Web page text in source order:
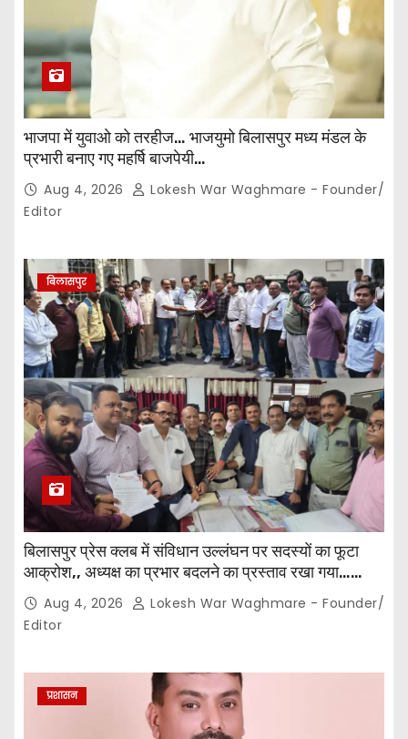
भाजपा में युवाओ को तरहीज… भाजयुमो बिलासपुर मध्य मंडल के
प्रभारी बनाए गए महर्षि बाजपेयी…
Aug 4, 2026
Lokesh War Waghmare - Founder/
Editor
बिलासपुर
बिलासपुर प्रेस क्लब में संविधान उल्लंघन पर सदस्यों का फूटा
आक्रोश,, अध्यक्ष का प्रभार बदलने का प्रस्ताव रखा गया…
करीब 150 सदस्यों की बैठक में कई अहम प्रस्ताव सर्वसम्मति से
पारित,, पत्रकारों ने कलेक्टर व सहायक पंजीयक को सौंपा
ज्ञापन…
Aug 4, 2026
Lokesh War Waghmare - Founder/
Editor
प्रशासन